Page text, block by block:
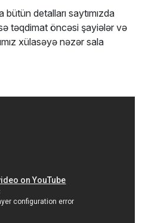
detalları saytımızda
təqdimat öncəsi şayiələr və
xülasəyə nəzər sala